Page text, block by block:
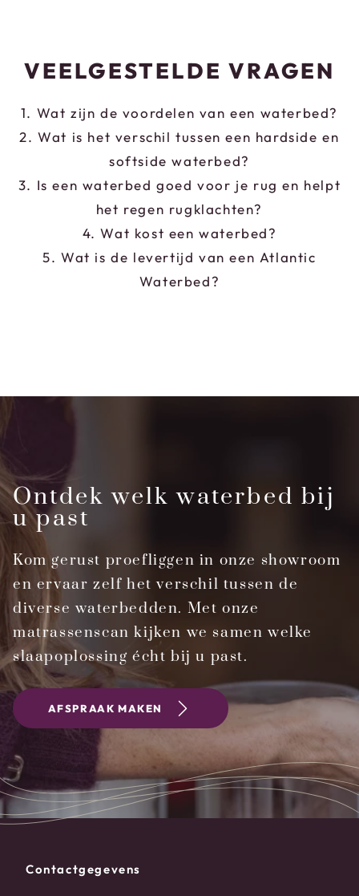
VEELGESTELDE VRAGEN
1. Wat zijn de voordelen van een waterbed?
2. Wat is het verschil tussen een hardside en
softside waterbed?
3. Is een waterbed goed voor je rug en helpt
het regen rugklachten?
4. Wat kost een waterbed?
5. Wat is de levertijd van een Atlantic
Waterbed?
Ontdek welk waterbed bij
u past
Kom gerust proefliggen in onze showroom
en ervaar zelf het verschil tussen de
diverse waterbedden. Met onze
matrassenscan kijken we samen welke
slaapoplossing écht bij u past.
AFSPRAAK MAKEN
Contactgegevens